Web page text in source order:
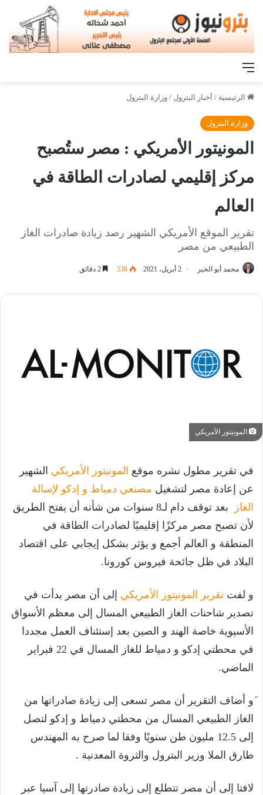
القائمة
الرئيسية / أخبار البترول / وزارة البترول
وزارة البترول
المونيتور الأمريكي : مصر ستُصبح
مركز إقليمي لصادرات الطاقة في
العالم
تقرير الموقع الأمريكي الشهير رصد زيادة صادرات الغاز
الطبيعي من مصر
محمد أبو الخير 2 أبريل، 2021 538
المونيتور الأمريكي
في تقرير مطول نشره موقع المونيتور الأمريكي الشهير
عن إعادة مصر لتشغيل مصنعي دمياط و إدكو لإسالة
الغاز
بعد توقف دام لـ8 سنوات من شأنه أن يفتح الطريق
لأن تصبح مصر مركزًا إقليميًا لصادرات الطاقة في
المنطقة و العالم أجمع و يؤثر بشكل إيجابي على اقتصاد
البلاد في ظل جائحة فيروس كورونا.
و لفت تقرير المونيتور الأمريكي إلى أن مصر بدأت في
تصدير شاحنات الغاز الطبيعي المسال إلى معظم الأسواق
الأسيوية خاصة الهند و الصين بعد إستئناف العمل مجددا
في محطتي إدكو و دمياط للغاز المسال في 22 فبراير
الماضي.
َو أضاف التقرير أن مصر تسعى إلى زيادة صادراتها من
الغاز الطبيعي المسال من محطتي دمياط و إدكو لتصل
إلى 12.5 مليون طن سنويًا وفقا لما صرح به المهندس
طارق الملا وزير البترول والثروة المعدنية .
لافتا إلى أن مصر تتطلع إلى زيادة صادرتها إلى آسيا عبر